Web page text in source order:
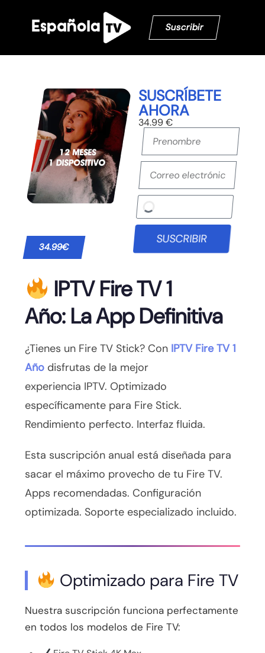
Suscribir
34.99€
SUSCRÍBETE
AHORA
34.99 €
SUSCRIBIR
IPTV Fire TV 1
Año: La App Definitiva
¿Tienes un Fire TV Stick? Con IPTV Fire TV 1
Año disfrutas de la mejor
experiencia IPTV. Optimizado
específicamente para Fire Stick.
Rendimiento perfecto. Interfaz fluida.
Esta suscripción anual está diseñada para
sacar el máximo provecho de tu Fire TV.
Apps recomendadas. Configuración
optimizada. Soporte especializado incluido.
Optimizado para Fire TV
Nuestra suscripción funciona perfectamente
en todos los modelos de Fire TV: